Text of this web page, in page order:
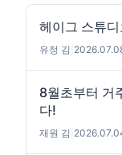
헤이그 스튜
유정 김
8월초부터 거
다!
재원 김